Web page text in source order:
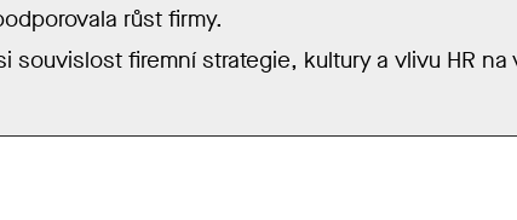
růst firmy.
souvislost firemní strategie, kultury a vlivu HR na